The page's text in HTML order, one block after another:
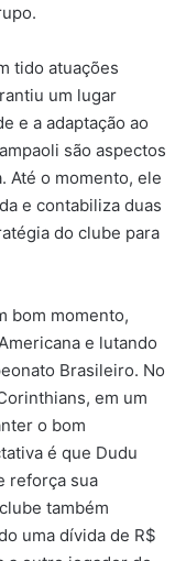
tido atuações
um lugar
e a adaptação ao
são aspectos
Até o momento, ele
e contabiliza duas
do clube para
bom momento,
e lutando
Brasileiro. No
em um
o bom
é que Dudu
reforça sua
também
uma dívida de R$